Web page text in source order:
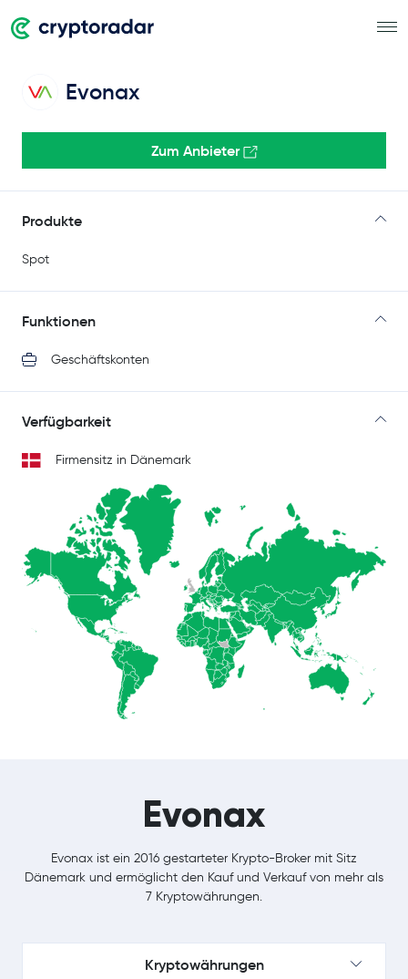
Evonax
Zum Anbieter
Produkte
Spot
Funktionen
Geschäftskonten
Verfügbarkeit
Firmensitz in Dänemark
Evonax
Evonax ist ein 2016 gestarteter Krypto-Broker mit Sitz
Dänemark und ermöglicht den Kauf und Verkauf von mehr als
7 Kryptowährungen.
Kryptowährungen